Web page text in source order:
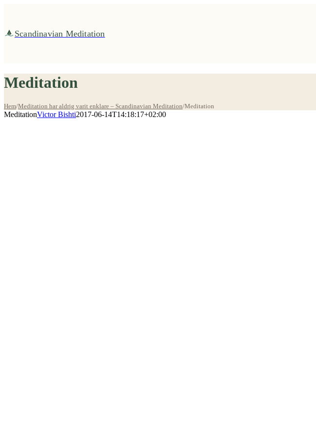
Scandinavian Meditation
Meditation
Hem/Meditation har aldrig varit enklare – Scandinavian Meditation/Meditation
MeditationVictor Bishti2017-06-14T14:18:17+02:00